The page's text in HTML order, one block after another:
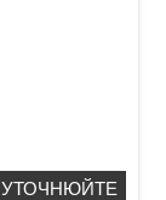
УТОЧНЮЙТЕ